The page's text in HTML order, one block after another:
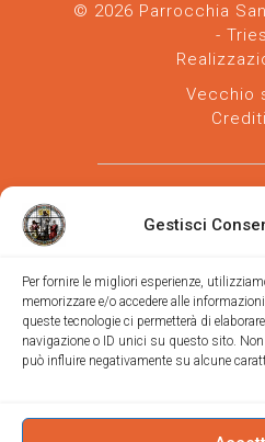
Gestisci
Per fornire le migliori esperienze,
memorizzare e/o accedere alle
queste tecnologie ci permetterà di
navigazione o ID unici su questo sito.
può influire negativamente su alcune
© 2026 Parrocchia
-
Vecchio
Crediti
Parrocchia san
di
via Vittorino da